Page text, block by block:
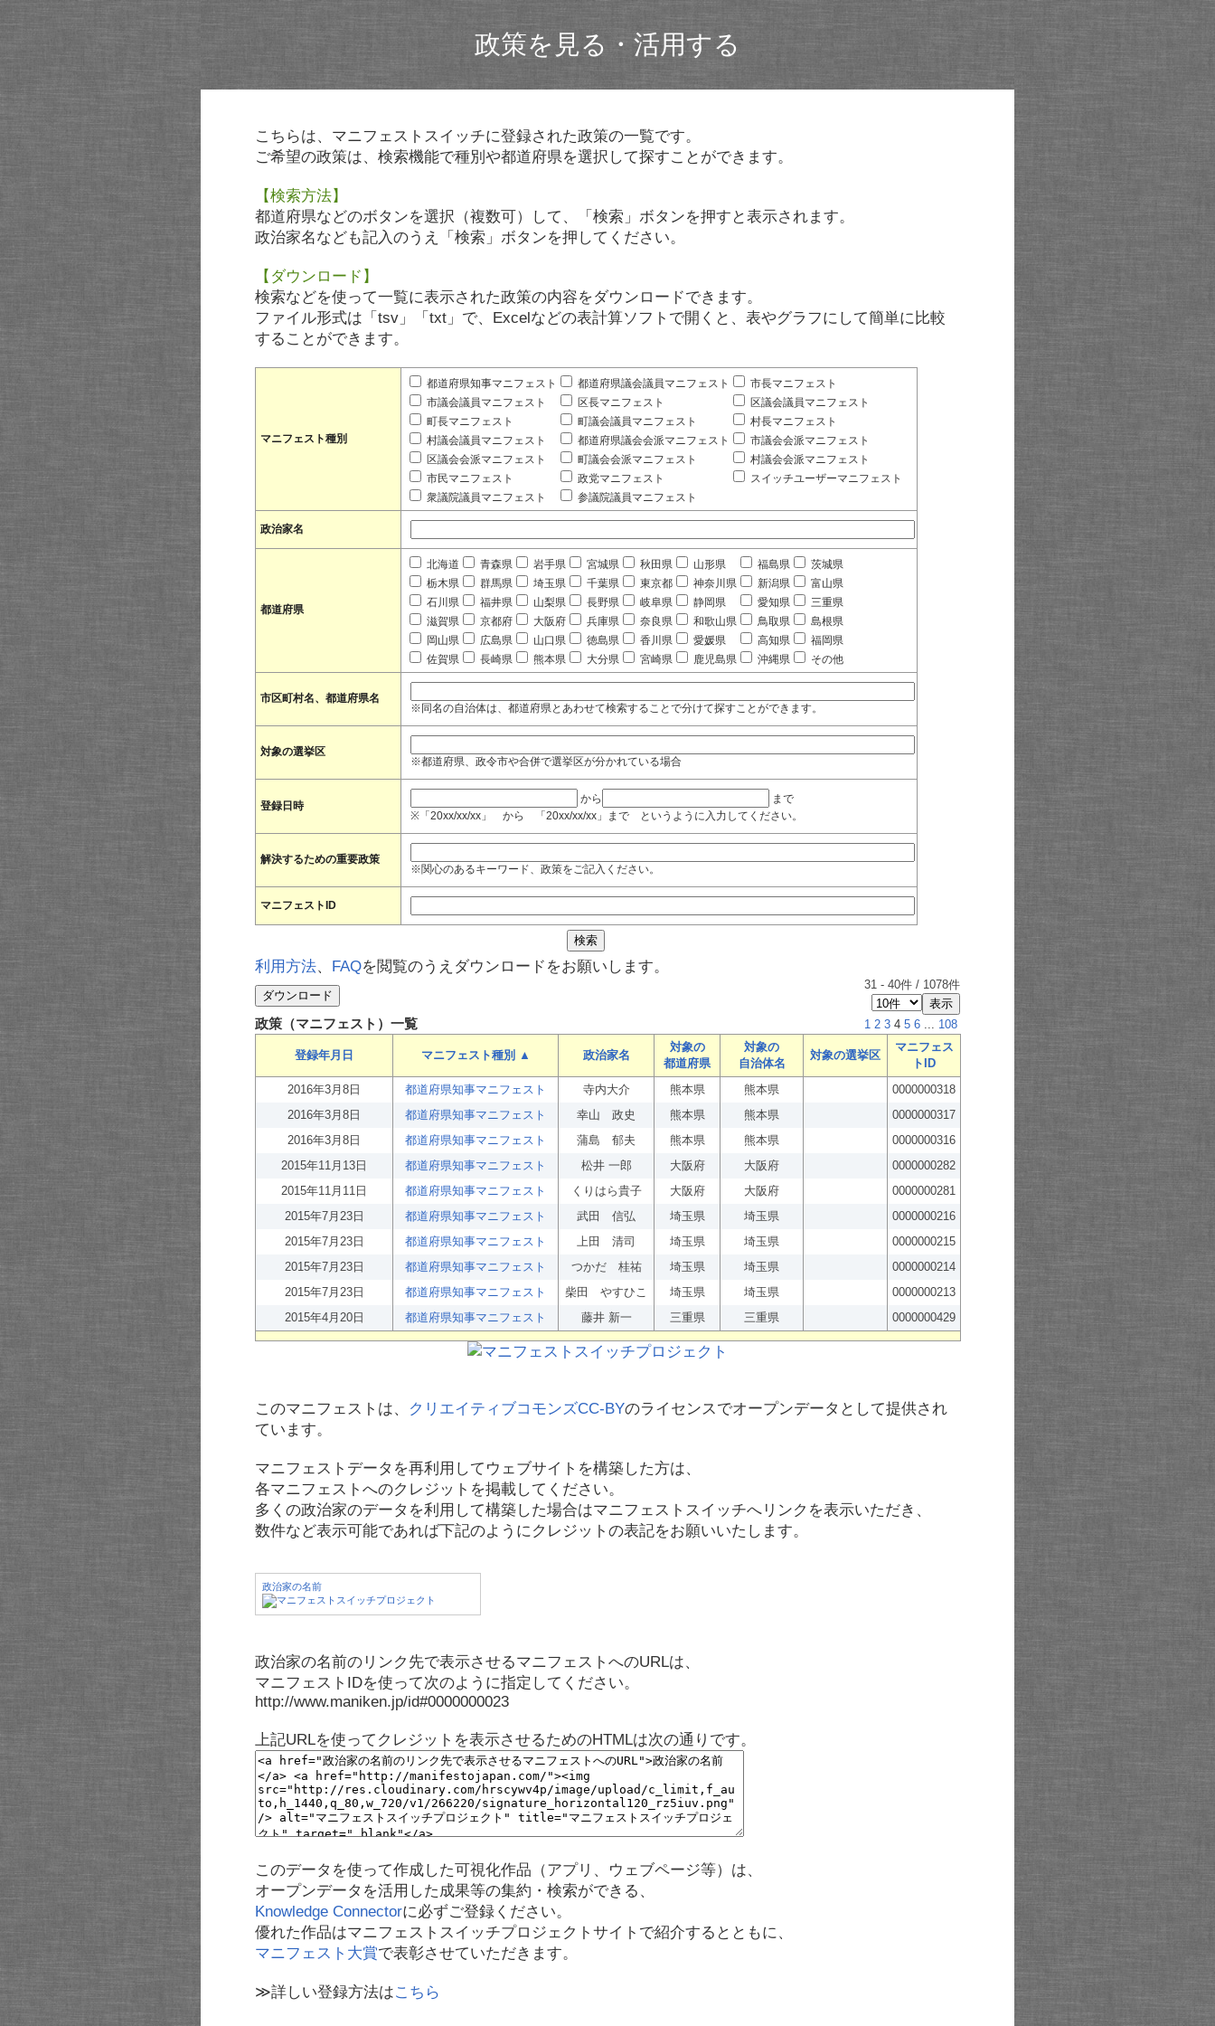
政策を見る・活用する
こちらは、マニフェストスイッチに登録された政策の一覧です。
ご希望の政策は、検索機能で種別や都道府県を選択して探すことができます。
【検索方法】
都道府県などのボタンを選択（複数可）して、「検索」ボタンを押すと表示されます。
政治家名なども記入のうえ「検索」ボタンを押してください。
【ダウンロード】
検索などを使って一覧に表示された政策の内容をダウンロードできます。
ファイル形式は「tsv」「txt」で、Excelなどの表計算ソフトで開くと、表やグラフにして簡単に比較
することができます。
マニフェスト種別
都道府県知事マニフェスト 都道府県議会議員マニフェスト
市長マニフェスト
市議会議員マニフェスト
区長マニフェスト
区議会議員マニフェスト
町長マニフェスト
町議会議員マニフェスト
村長マニフェスト
村議会議員マニフェスト
都道府県議会会派マニフェスト
市議会会派マニフェスト
区議会会派マニフェスト
町議会会派マニフェスト
村議会会派マニフェスト
市民マニフェスト
政党マニフェスト
スイッチユーザーマニフェスト
衆議院議員マニフェスト
参議院議員マニフェスト
政治家名
都道府県
北海道 青森県 岩手県 宮城県 秋田県 山形県 福島県
茨城県
栃木県
群馬県 埼玉県 千葉県 東京都 神奈川県 新潟県
富山県
石川県
福井県 山梨県 長野県 岐阜県 静岡県 愛知県
三重県
滋賀県
京都府 大阪府 兵庫県 奈良県 和歌山県 鳥取県
島根県
岡山県
広島県 山口県 徳島県 香川県 愛媛県 高知県
福岡県
佐賀県
長崎県 熊本県 大分県 宮崎県 鹿児島県 沖縄県 その他
市区町村名、都道府県名
※同名の自治体は、都道府県とあわせて検索することで分けて探すことができます。
対象の選挙区
※都道府県、政令市や合併で選挙区が分かれている場合
登録日時
から
まで
※「20xx/xx/xx」 から 「20xx/xx/xx」まで というように入力してください。
解決するための重要政策
※関心のあるキーワード、政策をご記入ください。
マニフェストID
利用方法、 FAQを閲覧のうえダウンロードをお願いします。
31 - 40件 / 1078件
政策（マニフェスト）一覧 1 2 3 4 5 6 ... 108
登録年月日 マニフェスト種別 ▲ 政治家名
対象の
都道府県
対象の
自治体名
対象の選挙区
マニフェス
トID
2016年3月8日
都道府県知事マニフェスト 寺内大介 熊本県 熊本県
0000000318
2016年3月8日
都道府県知事マニフェスト 幸山 政史 熊本県 熊本県
0000000317
2016年3月8日
都道府県知事マニフェスト 蒲島 郁夫 熊本県 熊本県
0000000316
2015年11月13日
都道府県知事マニフェスト 松井 一郎 大阪府 大阪府
0000000282
2015年11月11日
都道府県知事マニフェスト くりはら貴子 大阪府 大阪府
0000000281
2015年7月23日
都道府県知事マニフェスト 武田 信弘 埼玉県 埼玉県
0000000216
2015年7月23日
都道府県知事マニフェスト 上田 清司 埼玉県 埼玉県
0000000215
2015年7月23日
都道府県知事マニフェスト つかだ 桂祐 埼玉県 埼玉県
0000000214
2015年7月23日
都道府県知事マニフェスト 柴田 やすひこ 埼玉県 埼玉県
0000000213
2015年4月20日
都道府県知事マニフェスト 藤井 新一 三重県 三重県 0000000429
このマニフェストは、 クリエイティブコモンズCC-BYのライセンスでオープンデータとして提供され
ています。
マニフェストデータを再利用してウェブサイトを構築した方は、
各マニフェストへのクレジットを掲載してください。
多くの政治家のデータを利用して構築した場合はマニフェストスイッチへリンクを表示いただき、
数件など表示可能であれば下記のようにクレジットの表記をお願いいたします。
政治家の名前
政治家の名前のリンク先で表示させるマニフェストへのURLは、
マニフェストIDを使って次のように指定してください。
http://www.maniken.jp/id#0000000023
上記URLを使ってクレジットを表示させるためのHTMLは次の通りです。
このデータを使って作成した可視化作品（アプリ、ウェブページ等）は、
オープンデータを活用した成果等の集約・検索ができる、
Knowledge Connectorに必ずご登録ください。
優れた作品はマニフェストスイッチプロジェクトサイトで紹介するとともに、
マニフェスト大賞で表彰させていただきます。
≫詳しい登録方法はこちら